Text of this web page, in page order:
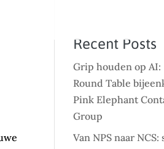
Recent Posts
Grip houden op AI:
Round Table
Pink Elephant
Group
Van NPS naar NCS: